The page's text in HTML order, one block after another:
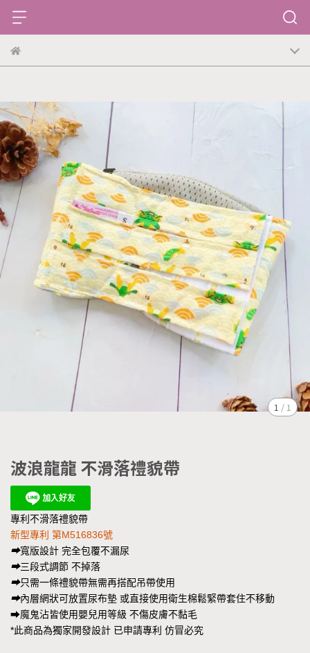
1 / 1
波浪龍龍 不滑落禮貌帶
專利不滑落禮貌帶
新型專利 第M516836號
➡寬版設計 完全包覆不漏尿
➡三段式調節 不掉落
➡只需一條禮貌帶無需再搭配吊帶使用
➡內層網狀可放置尿布墊 或直接使用衛生棉鬆緊帶套住不移動
➡魔鬼沾皆使用嬰兒用等級 不傷皮膚不黏毛
*此商品為獨家開發設計 已申請專利 仿冒必究